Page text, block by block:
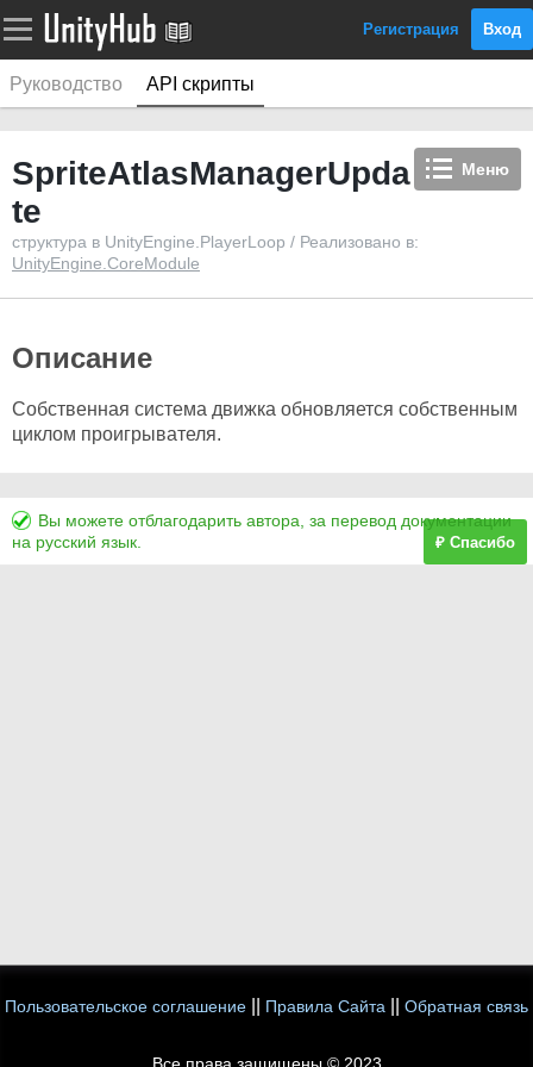
Регистрация Вход
Руководство API скрипты
Меню
SpriteAtlasManagerUpda
te
структура в UnityEngine.PlayerLoop / Реализовано в:
UnityEngine.CoreModule
Описание
Собственная система движка обновляется собственным
циклом проигрывателя.
Вы можете отблагодарить автора, за перевод документации
на русский язык.
₽ Спасибо
Пользовательское соглашение Правила Сайта Обратная связь